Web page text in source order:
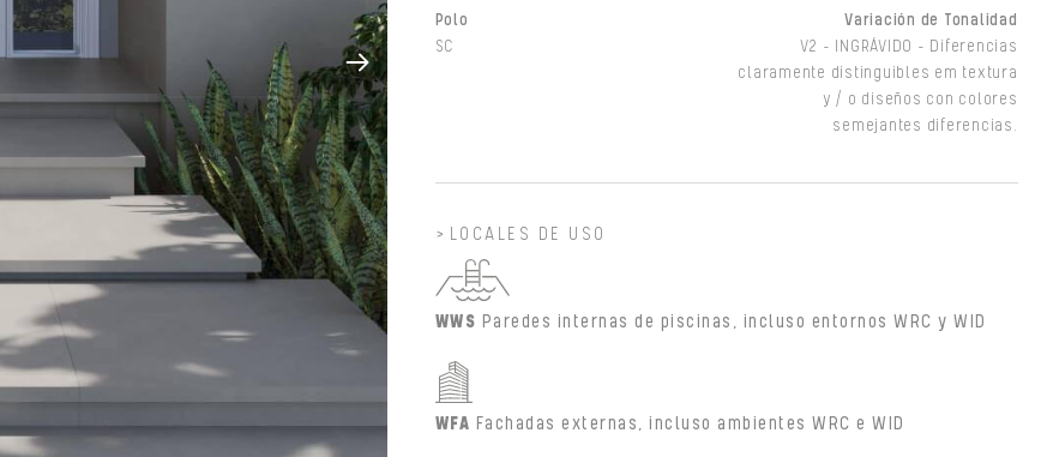
Polo
SC
Variación de Tonalidad
V2 - INGRÁVIDO - Diferencias
claramente distinguibles em textura
y / o diseños con colores
semejantes diferencias.
LOCALES DE USO
WWS Paredes internas de piscinas, incluso entornos WRC y WID
WFA Fachadas externas, incluso ambientes WRC e WID